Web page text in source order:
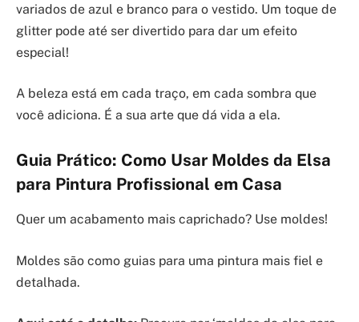
variados de azul e branco para o vestido. Um toque de
glitter pode até ser divertido para dar um efeito
especial!
A beleza está em cada traço, em cada sombra que
você adiciona. É a sua arte que dá vida a ela.
Guia Prático: Como Usar Moldes da Elsa
para Pintura Profissional em Casa
Quer um acabamento mais caprichado? Use moldes!
Moldes são como guias para uma pintura mais fiel e
detalhada.